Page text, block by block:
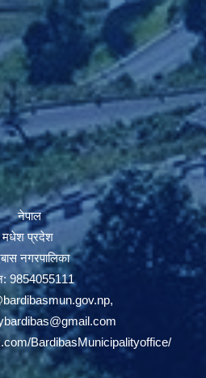
नेपाल
मधेश प्रदेश
नगरपालिका
9854055111
,
BardibasMunicipalityoffice/